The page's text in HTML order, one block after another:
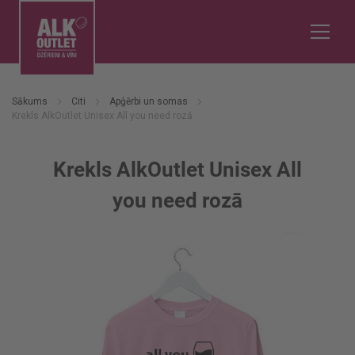
Sākums Citi
Apģērbi un somas
Krekls AlkOutlet Unisex All you need rozā
Krekls AlkOutlet Unisex All
you need rozā